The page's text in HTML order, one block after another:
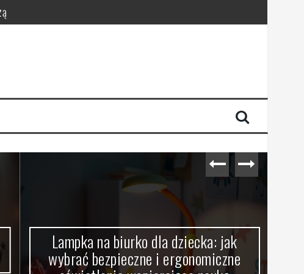
Lampka na biurko dla dziecka: jak
wybrać bezpieczne i ergonomiczne